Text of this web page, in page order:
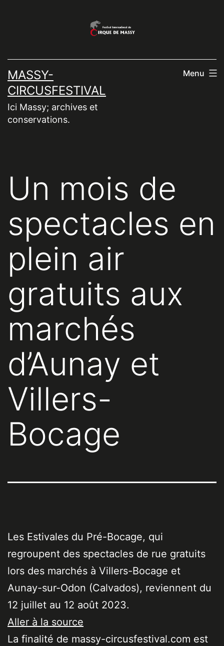
MASSY-
CIRCUSFESTIVAL
Ici Massy; archives et
conservations.
Menu
Un mois de
spectacles en
plein air
gratuits aux
marchés
d’Aunay et
Villers-
Bocage
Les Estivales du Pré-Bocage, qui
regroupent des spectacles de rue gratuits
lors des marchés à Villers-Bocage et
Aunay-sur-Odon (Calvados), reviennent du
12 juillet au 12 août 2023.
Aller à la source
La finalité de massy-circusfestival.com est